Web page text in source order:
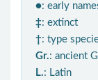
●: early
‡: extinct
†: type
Gr.: ancient
L.: Latin